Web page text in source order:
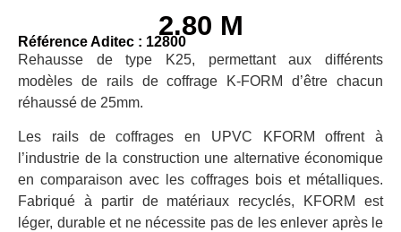
2.80 M
Référence Aditec : 12800
Rehausse de type K25, permettant aux différents
modèles de rails de coffrage K-FORM d’être chacun
réhaussé de 25mm.
Les rails de coffrages en UPVC KFORM offrent à
l’industrie de la construction une alternative économique
en comparaison avec les coffrages bois et métalliques.
Fabriqué à partir de matériaux recyclés, KFORM est
léger, durable et ne nécessite pas de les enlever après le